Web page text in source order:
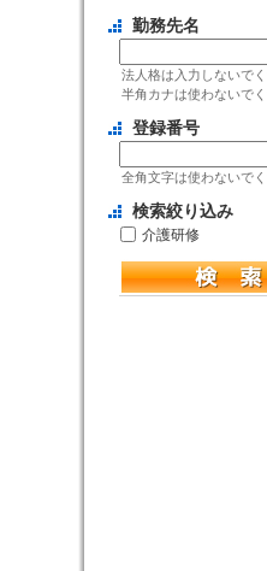
勤務先名
法人格は入力しないでく
半角カナは使わないでく
登録番号
全角文字は使わないでく
検索絞り込み
介護研修